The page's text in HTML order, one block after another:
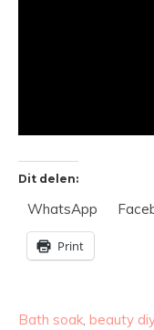
Dit delen:
WhatsApp
Print
Bath soak, beauty diy